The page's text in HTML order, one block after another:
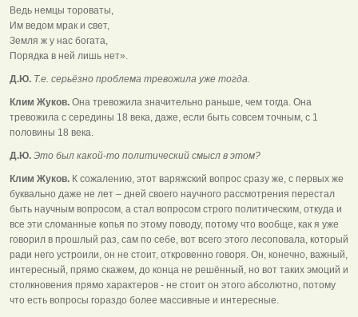
Ведь немцы тороваты,
Им ведом мрак и свет,
Земля ж у нас богата,
Порядка в ней лишь нет».
Д.Ю. Т.е. серьёзно проблема тревожила уже тогда.
Клим Жуков. Она тревожила значительно раньше, чем тогда. Она
тревожила с середины 18 века, даже, если быть совсем точным, с 1
половины 18 века.
Д.Ю. Это был какой-то политический смысл в этом?
Клим Жуков. К сожалению, этот варяжский вопрос сразу же, с первых же
буквально даже не лет – дней своего научного рассмотрения перестал
быть научным вопросом, а стал вопросом строго политическим, откуда и
все эти сломанные копья по этому поводу, потому что вообще, как я уже
говорил в прошлый раз, сам по себе, вот всего этого лесоповала, который
ради него устроили, он не стоит, откровенно говоря. Он, конечно, важный,
интересный, прямо скажем, до конца не решённый, но вот таких эмоций и
столкновения прямо характеров - не стоит он этого абсолютно, потому
что есть вопросы гораздо более массивные и интересные.